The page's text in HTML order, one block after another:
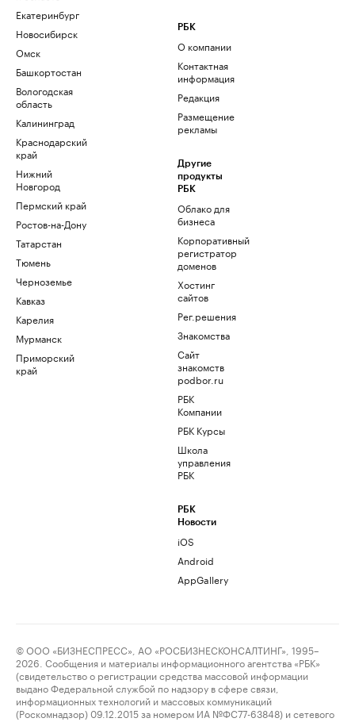
Екатеринбург
Новосибирск
Омск
Башкортостан
Вологодская
область
Калининград
Краснодарский
край
Нижний
Новгород
Пермский край
Ростов-на-Дону
Татарстан
Тюмень
Черноземье
Кавказ
Карелия
Мурманск
Приморский
край
РБК
О компании
Контактная
информация
Редакция
Размещение
рекламы
Другие
продукты
РБК
Облако для
бизнеса
Корпоративный
регистратор
доменов
Хостинг
сайтов
Рег.решения
Знакомства
Сайт
знакомств
podbor.ru
РБК
Компании
РБК Курсы
Школа
управления
РБК
РБК
Новости
iOS
Android
AppGallery
© ООО «БИЗНЕСПРЕСС», АО «РОСБИЗНЕСКОНСАЛТИНГ», 1995–
2026. Сообщения и материалы информационного агентства «РБК»
(свидетельство о регистрации средства массовой информации
выдано Федеральной службой по надзору в сфере связи,
информационных технологий и массовых коммуникаций
(Роскомнадзор) 09.12.2015 за номером ИА №ФС77-63848) и сетевого